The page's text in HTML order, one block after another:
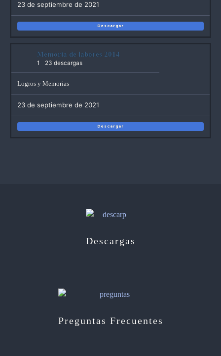
23 de septiembre de 2021
Descargar
Memoria de labores 2014
1 23 descargas
Logros y Memorias
23 de septiembre de 2021
Descargar
Descargas
Preguntas Frecuentes